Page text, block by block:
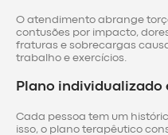
O atendimento abrange
contusões por impacto,
fraturas e sobrecargas
trabalho e exercícios.
Plano individualizado
Cada pessoa tem um
isso, o plano terapêutico